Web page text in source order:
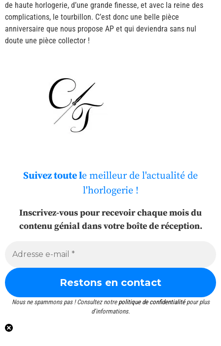
de haute horlogerie, d’une grande finesse, et avec la reine des
complications, le tourbillon. C’est donc une belle pièce
anniversaire que nous propose AP et qui deviendra sans nul
doute une pièce collector !
Suivez toute le meilleur de l'actualité de
l'horlogerie !
Inscrivez-vous pour recevoir chaque mois du
contenu génial dans votre boîte de réception.
Nous ne spammons pas ! Consultez notre politique de confidentialitépour plus
d’informations.